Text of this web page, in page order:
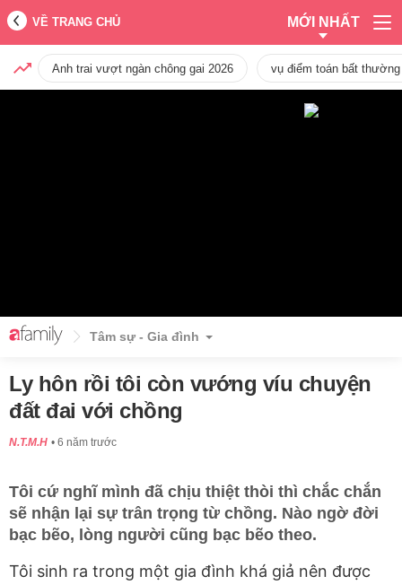
VỀ TRANG CHỦ MỚI NHẤT
Anh trai vượt ngàn chông gai 2026 vụ điểm toán bất
Tâm sự - Gia đình
Ly hôn rồi tôi còn vướng víu chuyện
đất đai với chồng
N.T.M.H 6 năm trước
Tôi cứ nghĩ mình đã chịu thiệt thòi thì chắc chắn
sẽ nhận lại sự trân trọng từ chồng. Nào ngờ đời
bạc bẽo, lòng người cũng bạc bẽo theo.
Tôi sinh ra trong một gia đình khá giả nên được